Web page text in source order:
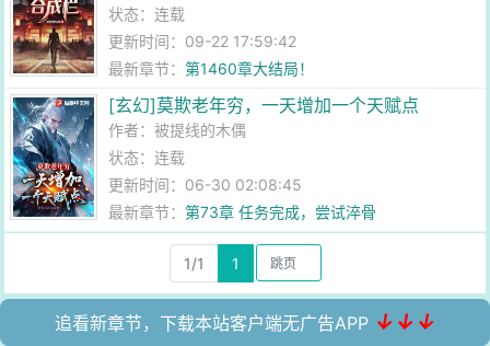
状态：连载
更新时间：09-22 17:59:42
最新章节：第1460章大结局！
[玄幻]莫欺老年穷，一天增加一个天赋点
作者：被提线的木偶
状态：连载
更新时间：06-30 02:08:45
最新章节：第73章 任务完成，尝试淬骨
1/1 1
追看新章节，下载本站客户端无广告APP ↓↓↓